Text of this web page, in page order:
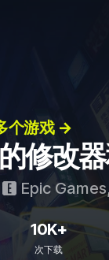
个游戏 →
修改
Epic Games
10K+
次下载